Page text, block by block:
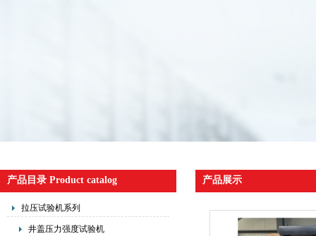
产品目录 Product catalog
拉压试验机系列
井盖压力强度试验机
产品展示